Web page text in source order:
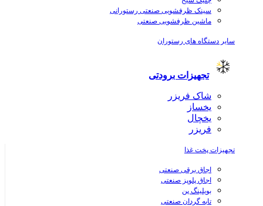
سینک ظرفشویی صنعتی رستورانی
ماشین ظرفشویی صنعتی
سایر دستگاه های رستوران
تجهیزات برودتی
شاک فریزر
یخساز
یخچال
فریزر
تجهیزات پخت غذا
اجاق برقی صنعتی
اجاق پلوپز صنعتی
بویلینگ پن
تابه گردان صنعتی